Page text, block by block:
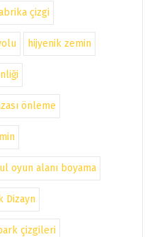
çizgi
hijyenik zemin
önleme
oyun alanı boyama
Dizayn
çizgileri